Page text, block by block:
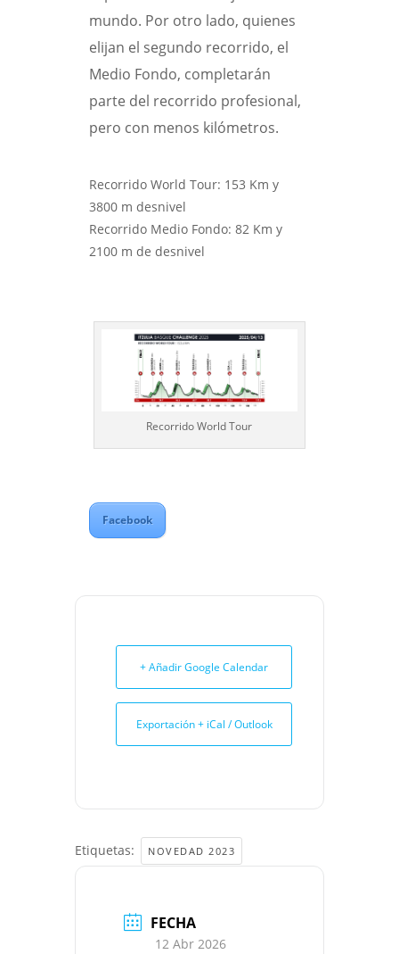
mundo. Por otro lado, quienes
elijan el segundo recorrido, el
Medio Fondo, completarán
parte del recorrido profesional,
pero con menos kilómetros.
Recorrido World Tour: 153 Km y
3800 m desnivel
Recorrido Medio Fondo: 82 Km y
2100 m de desnivel
Recorrido World Tour
Facebook
+ Añadir Google Calendar
Exportación + iCal / Outlook
Etiquetas: NOVEDAD 2023
FECHA
12 Abr 2026